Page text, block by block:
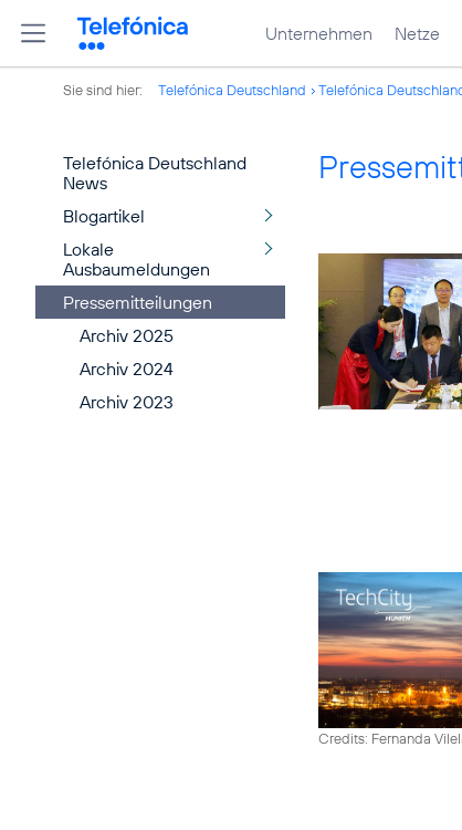
Unternehmen Netze
Sie sind hier: Telefónica Deutschland Telefónica
Telefónica Deutschland
News
Blogartikel
Lokale
Ausbaumeldungen
Pressemitteilungen
Archiv 2025
Archiv 2024
Archiv 2023
Credits: Fernanda